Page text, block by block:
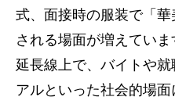
式、面接時の服装で「
される場面が増えてい
延長線上で、バイトや
アルといった社会的場